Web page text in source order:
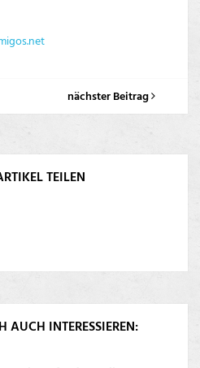
nächster Beitrag
TEILEN
AUCH INTERESSIEREN: